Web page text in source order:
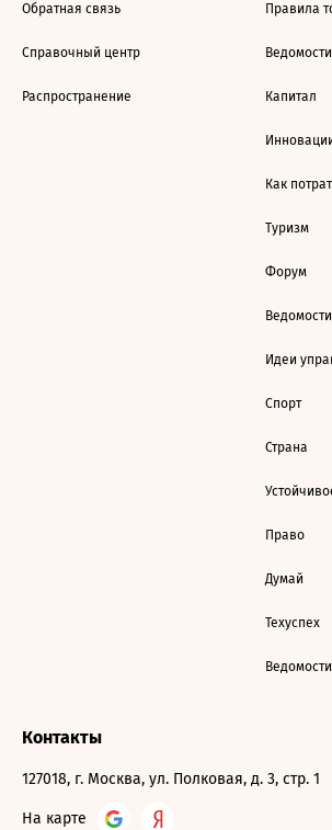
Обратная связь
Справочный центр
Распространение
Правила
Капитал
Как
Туризм
Форум
Идеи
Спорт
Страна
Право
Думай
Техуспех
Контакты
127018, г. Москва, ул. Полковая, д. 3, стр. 1
На карте